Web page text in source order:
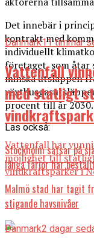
Det innebär i
kontrakt med
individuellt
företaget, som åtar
minska utsläppen
procent till år
Läs också:
Stockholm satsar på
långa färjor har
Malmö stad har tagit
stigande havsnivåer
Danmark11 timmar
Vattenfall
med statligt
Vattenfall har
möjlighet till statligt
vindkraftsparker i
Danmark2 dagar